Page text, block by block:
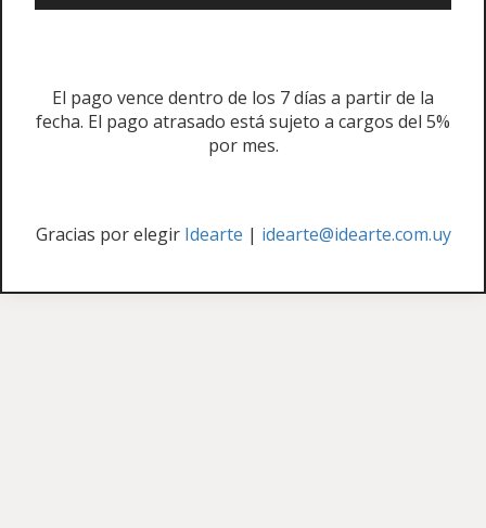
El pago vence dentro de los 7 días a partir de la
fecha. El pago atrasado está sujeto a cargos del 5%
por mes.
Gracias por elegir Idearte | idearte@idearte.com.uy